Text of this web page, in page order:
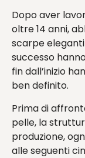
Dopo aver
oltre 14 anni,
scarpe
successo
fin dall’inizio
ben definito.
Prima di
pelle, la
produzione,
alle seguenti